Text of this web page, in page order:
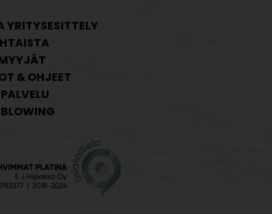
YRITYSESITTELY
& OHJEET